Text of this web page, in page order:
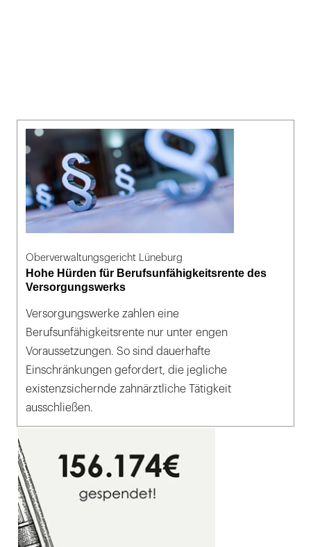
Oberverwaltungsgericht Lüneburg
Hohe Hürden für Berufsunfähigkeitsrente des
Versorgungswerks
Versorgungswerke zahlen eine
Berufsunfähigkeitsrente nur unter engen
Voraussetzungen. So sind dauerhafte
Einschränkungen gefordert, die jegliche
existenzsichernde zahnärztliche Tätigkeit
ausschließen.